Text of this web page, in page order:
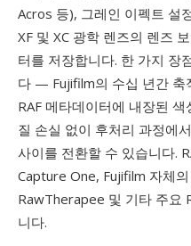
Acros 등), 그레인 이펙트 설
XF 및 XC 광학 렌즈의 렌즈
터를 저장합니다. 한 가지 장
다 — Fujifilm의 수십 년간 축
RAF 메타데이터에 내장된
질 손실 없이 후처리 과정에
사이를 전환할 수 있습니다.
Capture One, Fujifilm 자체
RawTherapee 및 기타 주요
니다.